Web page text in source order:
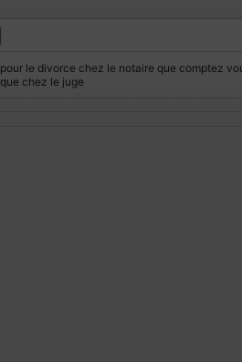
pour le divorce chez le notaire que comptez
que chez le juge